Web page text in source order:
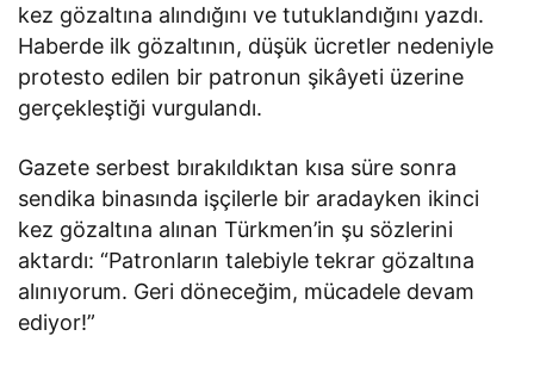
kez gözaltına alındığını ve tutuklandığını yazdı.
Haberde ilk gözaltının, düşük ücretler nedeniyle
protesto edilen bir patronun şikâyeti üzerine
gerçekleştiği vurgulandı.
Gazete serbest bırakıldıktan kısa süre sonra
sendika binasında işçilerle bir aradayken ikinci
kez gözaltına alınan Türkmen’in şu sözlerini
aktardı: “Patronların talebiyle tekrar gözaltına
alınıyorum. Geri döneceğim, mücadele devam
ediyor!”